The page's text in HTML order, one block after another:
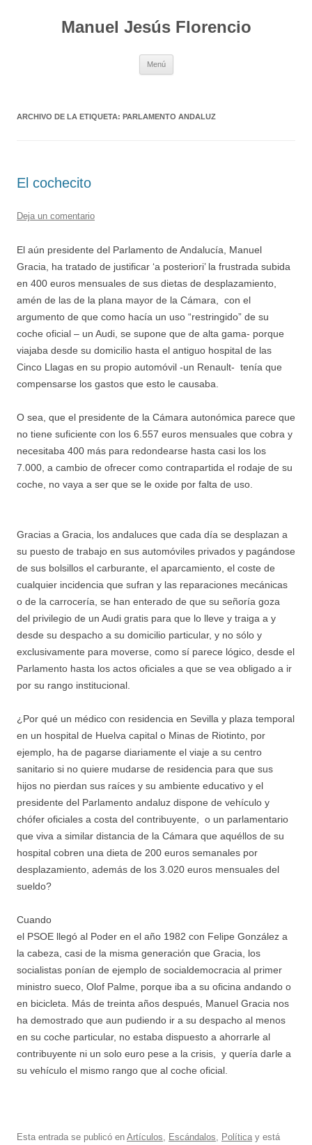
Manuel Jesús Florencio
Menú
ARCHIVO DE LA ETIQUETA: PARLAMENTO ANDALUZ
El cochecito
Deja un comentario
El aún presidente del Parlamento de Andalucía, Manuel
Gracia, ha tratado de justificar ‘a posteriori’ la frustrada subida
en 400 euros mensuales de sus dietas de desplazamiento,
amén de las de la plana mayor de la Cámara, con el
argumento de que como hacía un uso “restringido” de su
coche oficial – un Audi, se supone que de alta gama- porque
viajaba desde su domicilio hasta el antiguo hospital de las
Cinco Llagas en su propio automóvil -un Renault- tenía que
compensarse los gastos que esto le causaba.
O sea, que el presidente de la Cámara autonómica parece que
no tiene suficiente con los 6.557 euros mensuales que cobra y
necesitaba 400 más para redondearse hasta casi los los
7.000, a cambio de ofrecer como contrapartida el rodaje de su
coche, no vaya a ser que se le oxide por falta de uso.
Gracias a Gracia, los andaluces que cada día se desplazan a
su puesto de trabajo en sus automóviles privados y pagándose
de sus bolsillos el carburante, el aparcamiento, el coste de
cualquier incidencia que sufran y las reparaciones mecánicas
o de la carrocería, se han enterado de que su señoría goza
del privilegio de un Audi gratis para que lo lleve y traiga a y
desde su despacho a su domicilio particular, y no sólo y
exclusivamente para moverse, como sí parece lógico, desde el
Parlamento hasta los actos oficiales a que se vea obligado a ir
por su rango institucional.
¿Por qué un médico con residencia en Sevilla y plaza temporal
en un hospital de Huelva capital o Minas de Riotinto, por
ejemplo, ha de pagarse diariamente el viaje a su centro
sanitario si no quiere mudarse de residencia para que sus
hijos no pierdan sus raíces y su ambiente educativo y el
presidente del Parlamento andaluz dispone de vehículo y
chófer oficiales a costa del contribuyente, o un parlamentario
que viva a similar distancia de la Cámara que aquéllos de su
hospital cobren una dieta de 200 euros semanales por
desplazamiento, además de los 3.020 euros mensuales del
sueldo?
Cuando
el PSOE llegó al Poder en el año 1982 con Felipe González a
la cabeza, casi de la misma generación que Gracia, los
socialistas ponían de ejemplo de socialdemocracia al primer
ministro sueco, Olof Palme, porque iba a su oficina andando o
en bicicleta. Más de treinta años después, Manuel Gracia nos
ha demostrado que aun pudiendo ir a su despacho al menos
en su coche particular, no estaba dispuesto a ahorrarle al
contribuyente ni un solo euro pese a la crisis, y quería darle a
su vehículo el mismo rango que al coche oficial.
Esta entrada se publicó en Artículos, Escándalos, Política y está